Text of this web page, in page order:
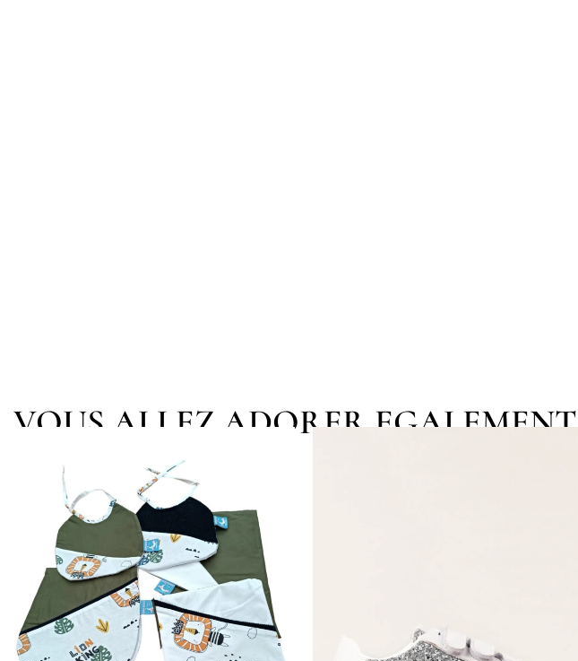
VOUS ALLEZ ADORER EGALEMENT